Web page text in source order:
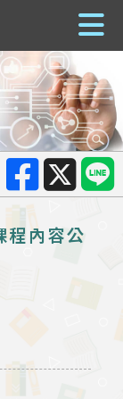
程內容公